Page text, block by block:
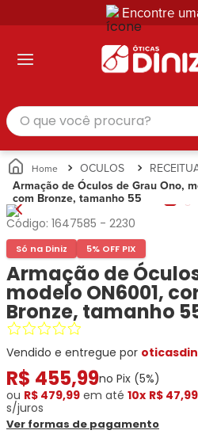
Encontre
Masculino
Feminino
Infantil
Unissex
Busque
Por
Marcas
Ana
Hickmann
Bulget
Miu-
Miu
Guess
Lacoste
Ray-
Ban
Todas
as
Marcas
Categorias
Masculino
Feminino
Infantil
Unissex
Busque
Por
Marcas
Ray-
Ban
Prada
Ana
Hickmann
Tecnol
Miu-
Miu
Polaroid
Vogue
Todas
Correntes
para
Óculos
Estojos
para
Óculos
Soluções
e
Cuidados
Busque
Ray-
Ban
Prada
Exchange
Tommy
Hilfiger
Ana
Hickmann
Guess
Speedo
Atittude
Bulget
Todas
as
Marcas
Categoria
Armações
de Óculos
Óculos
de Sol
Corrente
para
Estojo
para
Óculos
Gênero
Masculino
Feminino
Infantil
Unissex
Marcas
Exclusivas
Dii
O que você procura?
OCULOS
Armação de Óculos de Grau Ono,
com Bronze, tamanho 55
Código: 1647585 - 2230
Só na Diniz 5% OFF PIX
Armação de
modelo ON6001,
Bronze, tamanho
Vendido e entregue por
R$ 455,99no Pix (5%)
ou R$ 479,99 em até 10x R$ 47,99
s/juros
Ver formas de pagamento